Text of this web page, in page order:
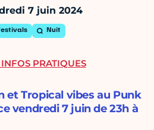
7 juin 2024
Nuit
et Tropical vibes au Punk
vendredi 7 juin de 23h à
PRATIQUES